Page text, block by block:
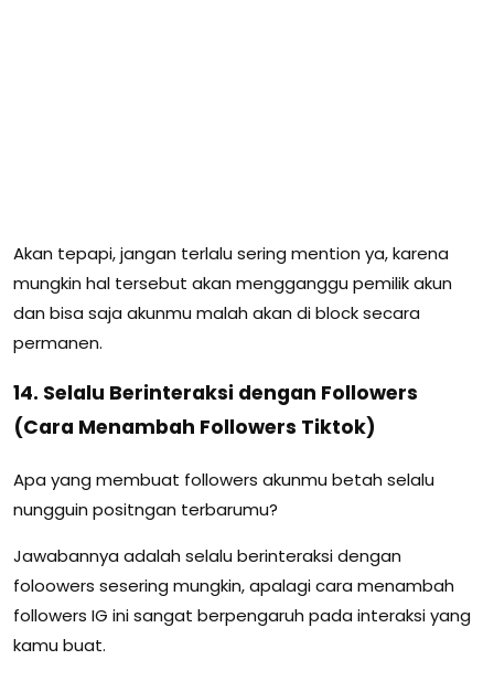
Akan tepapi, jangan terlalu sering mention ya, karena
mungkin hal tersebut akan mengganggu pemilik akun
dan bisa saja akunmu malah akan di block secara
permanen.
14. Selalu Berinteraksi dengan Followers
(Cara Menambah Followers Tiktok)
Apa yang membuat followers akunmu betah selalu
nungguin positngan terbarumu?
Jawabannya adalah selalu berinteraksi dengan
foloowers sesering mungkin, apalagi cara menambah
followers IG ini sangat berpengaruh pada interaksi yang
kamu buat.